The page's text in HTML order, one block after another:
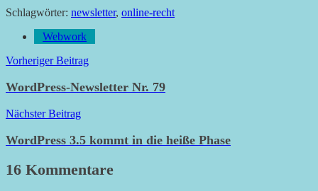
Schlagwörter: newsletter, online-recht
Webwork
Beitragsnavigation
Vorheriger Beitrag
WordPress-Newsletter Nr. 79
Nächster Beitrag
WordPress 3.5 kommt in die heiße Phase
16 Kommentare